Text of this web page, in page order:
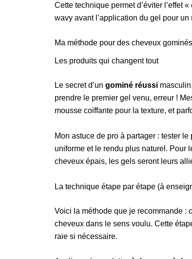
Cette technique permet d’éviter l’effet
wavy avant l’application du gel pour
Ma méthode pour des cheveux
Les produits qui changent tout
Le secret d’un gominé réussi
prendre le premier gel venu, erreur !
mousse coiffante pour la texture, et
Mon astuce de pro à partager : tester
uniforme et le rendu plus naturel. Pour
cheveux épais, les gels seront leurs
La technique étape par étape (à
Voici la méthode que je recommande :
cheveux dans le sens voulu. Cette
raie si nécessaire.